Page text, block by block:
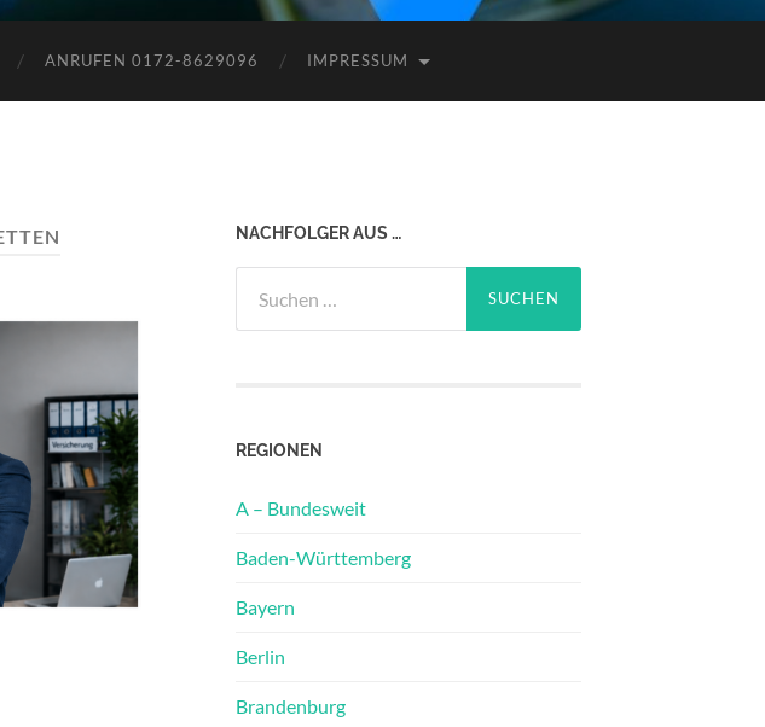
ANRUFEN 0172-8629096 IMPRESSUM
NACHFOLGER AUS …
nach:
REGIONEN
A – Bundesweit
Baden-Württemberg
Bayern
Berlin
Brandenburg